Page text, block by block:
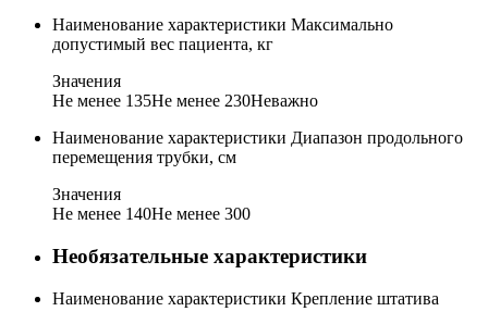
Наименование характеристики Максимально
допустимый вес пациента, кг
Значения
Не менее 135Не менее 230Неважно
Наименование характеристики Диапазон продольного
перемещения трубки, см
Значения
Не менее 140Не менее 300
Необязательные характеристики
Наименование характеристики Крепление штатива